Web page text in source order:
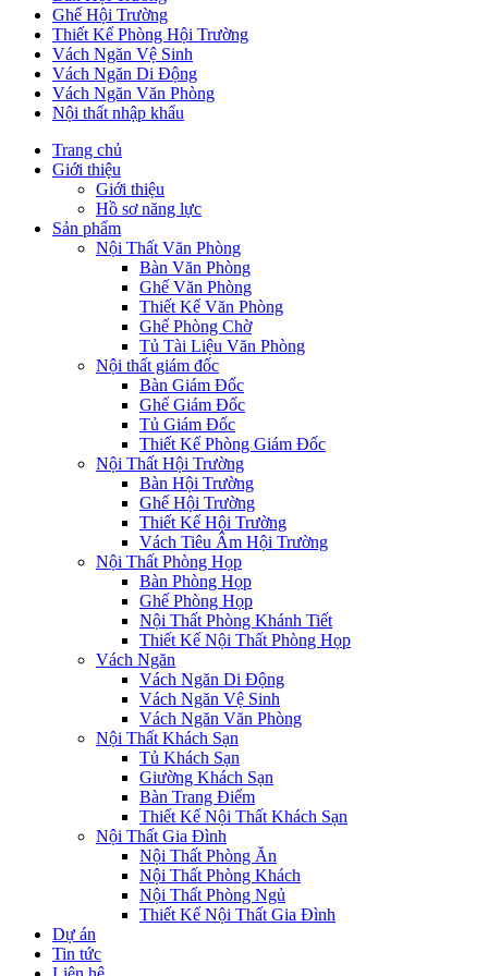
Ghế Hội Trường
Thiết Kế Phòng Hội Trường
Vách Ngăn Vệ Sinh
Vách Ngăn Di Động
Vách Ngăn Văn Phòng
Nội thất nhập khẩu
Trang chủ
Giới thiệu
Giới thiệu
Hồ sơ năng lực
Sản phẩm
Nội Thất Văn Phòng
Bàn Văn Phòng
Ghế Văn Phòng
Thiết Kế Văn Phòng
Ghế Phòng Chờ
Tủ Tài Liệu Văn Phòng
Nội thất giám đốc
Bàn Giám Đốc
Ghế Giám Đốc
Tủ Giám Đốc
Thiết Kế Phòng Giám Đốc
Nội Thất Hội Trường
Bàn Hội Trường
Ghế Hội Trường
Thiết Kế Hội Trường
Vách Tiêu Âm Hội Trường
Nội Thất Phòng Họp
Bàn Phòng Họp
Ghế Phòng Họp
Nội Thất Phòng Khánh Tiết
Thiết Kế Nội Thất Phòng Họp
Vách Ngăn
Vách Ngăn Di Động
Vách Ngăn Vệ Sinh
Vách Ngăn Văn Phòng
Nội Thất Khách Sạn
Tủ Khách Sạn
Giường Khách Sạn
Bàn Trang Điểm
Thiết Kế Nội Thất Khách Sạn
Nội Thất Gia Đình
Nội Thất Phòng Ăn
Nội Thất Phòng Khách
Nội Thất Phòng Ngủ
Thiết Kế Nội Thất Gia Đình
Dự án
Tin tức